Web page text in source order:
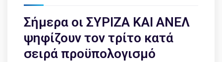
Σήμερα οι ΣΥΡΙΖΑ ΚΑΙ ΑΝΕΛ
ψηφίζουν τον τρίτο κατά
σειρά προϋπολογισμό